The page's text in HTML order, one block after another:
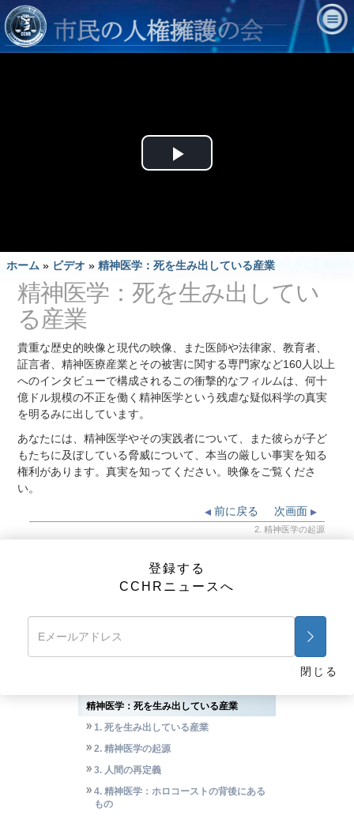
Play
ホーム » ビデオ » 精神医学：死を生み出している産業
精神医学：死を生み出してい
る産業
貴重な歴史的映像と現代の映像、また医師や法律家、教育者、
証言者、精神医療産業とその被害に関する専門家など160人以上
へのインタビューで構成されるこの衝撃的なフィルムは、何十
億ドル規模の不正を働く精神医学という残虐な疑似科学の真実
を明るみに出しています。
あなたには、精神医学やその実践者について、また彼らが子ど
もたちに及ぼしている脅威について、本当の厳しい事実を知る
権利があります。真実を知ってください。映像をご覧くださ
い。
次画面
前に戻る
2. 精神医学の起源
登録する
CCHRニュースへ
ビデオ
精神医学：死を生み出している産業
1. 死を生み出している産業
2. 精神医学の起源
3. 人間の再定義
4. 精神医学：ホロコーストの背後にある
もの
登録する
CCHRニュースへ
閉じる